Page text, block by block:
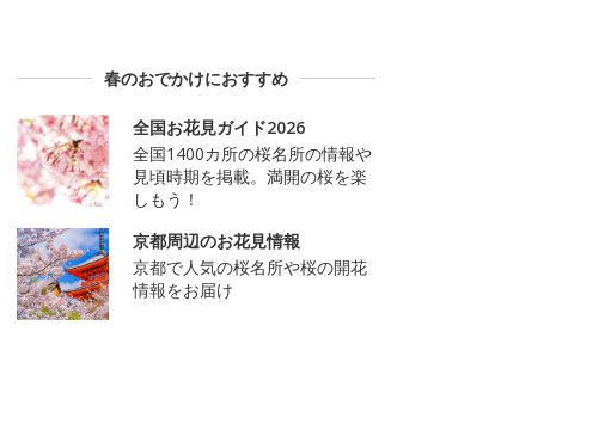
春のおでかけにおすすめ
全国お花見ガイド2026
全国1400カ所の桜名所の情報や
見頃時期を掲載。満開の桜を楽
しもう！
京都周辺のお花見情報
京都で人気の桜名所や桜の開花
情報をお届け